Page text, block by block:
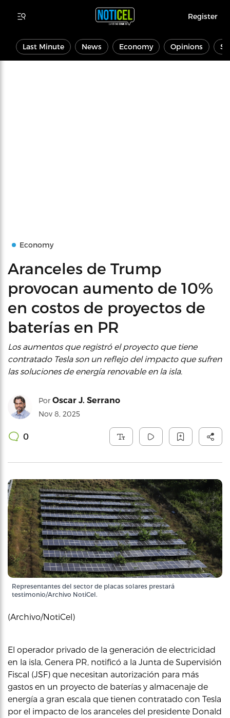
Register
Last Minute News Economy Opinions
Economy
Aranceles de Trump
provocan aumento de 10%
en costos de proyectos de
baterías en PR
Los aumentos que registró el proyecto que tiene
contratado Tesla son un reflejo del impacto que sufren
las soluciones de energía renovable en la isla.
Por Oscar J. Serrano
Nov 8, 2025
0
Representantes del sector de placas solares prestará
testimonio/Archivo NotiCel.
(Archivo/NotiCel)
El operador privado de la generación de electricidad
en la isla, Genera PR, notificó a la Junta de Supervisión
Fiscal (JSF) que necesitan autorización para más
gastos en un proyecto de baterías y almacenaje de
energía a gran escala que tienen contratado con Tesla
por el impacto de los aranceles del presidente Donald